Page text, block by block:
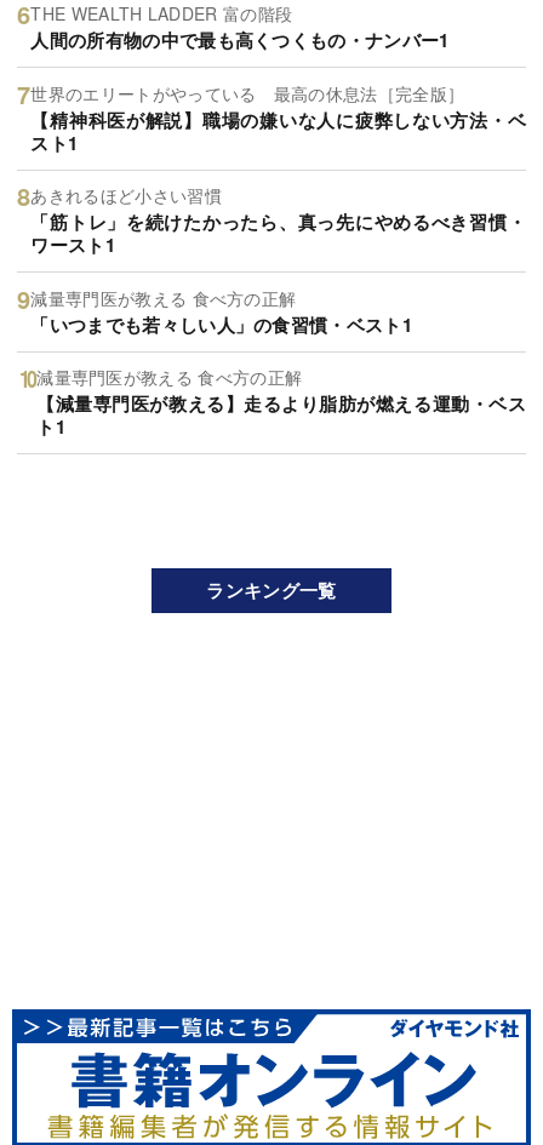
THE WEALTH LADDER 富の階段
人間の所有物の中で最も高くつくもの・ナンバー1
世界のエリートがやっている 最高の休息法［完全版］
【精神科医が解説】職場の嫌いな人に疲弊しない方法・ベ
スト1
あきれるほど小さい習慣
「筋トレ」を続けたかったら、真っ先にやめるべき習慣・
ワースト1
減量専門医が教える 食べ方の正解
「いつまでも若々しい人」の食習慣・ベスト1
減量専門医が教える 食べ方の正解
【減量専門医が教える】走るより脂肪が燃える運動・ベス
ト1
ランキング一覧